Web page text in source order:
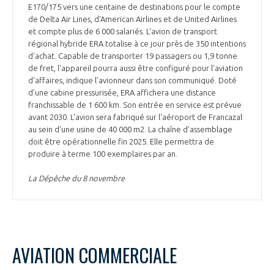
E170/175 vers une centaine de destinations pour le compte
de Delta Air Lines, d'American Airlines et de United Airlines
et compte plus de 6 000 salariés. L'avion de transport
régional hybride ERA totalise à ce jour près de 350 intentions
d'achat. Capable de transporter 19 passagers ou 1,9 tonne
de fret, l'appareil pourra aussi être configuré pour l'aviation
d'affaires, indique l'avionneur dans son communiqué. Doté
d’une cabine pressurisée, ERA affichera une distance
franchissable de 1 600 km. Son entrée en service est prévue
avant 2030. L'avion sera fabriqué sur l'aéroport de Francazal
au sein d'une usine de 40 000 m2. La chaîne d'assemblage
doit être opérationnelle fin 2025. Elle permettra de
produire à terme 100 exemplaires par an.
La Dépêche du 8 novembre
AVIATION COMMERCIALE